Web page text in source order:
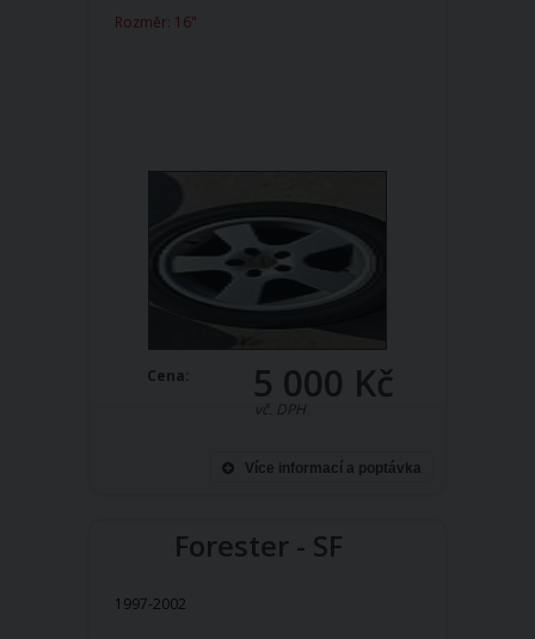
Rozměr: 16"
Cena: 5 000 Kč
vč. DPH
Více informací a poptávka
Forester - SF
1997-2002